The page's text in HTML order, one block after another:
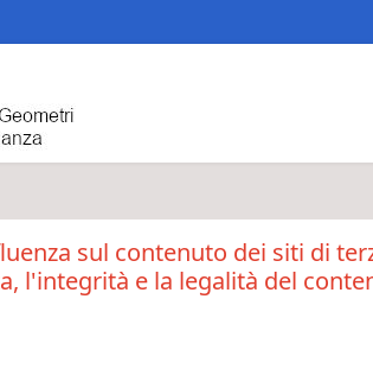
sul contenuto dei siti di
l'integrità e la legalità del